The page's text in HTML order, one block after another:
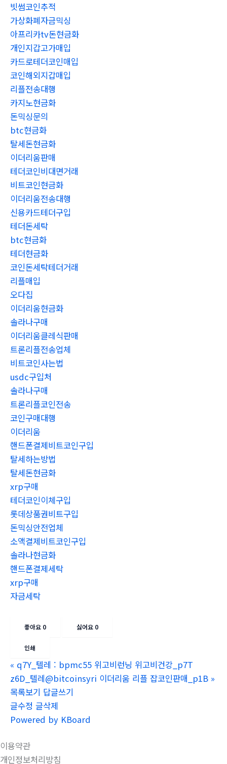
빗썸코인추적
가상화폐자금믹싱
아프리카tv돈현금화
개인지갑고가매입
카드로테더코인매입
코인해외지갑매입
리플전송대행
카지노현금화
돈믹싱문의
btc현금화
탈세돈현금화
이더리움판매
테더코인비대면거래
비트코인현금화
이더리움전송대행
신용카드테더구입
테더돈세탁
btc현금화
테더현금화
코인돈세탁테더거래
리플매입
오다집
이더리움현금화
솔라나구매
이더리움클레식판매
트론리플전송업체
비트코인사는법
usdc구입처
솔라나구매
트론리플코인전송
코인구매대행
이더리움
핸드폰결제비트코인구입
탈세하는방법
탈세돈현금화
xrp구매
테더코인이체구입
롯데상품권비트구입
돈믹싱안전업체
소액결제비트코인구입
솔라나현금화
핸드폰결제세탁
xrp구매
자금세탁
좋아요 0 싫어요 0
인쇄
« q7Y_텔레 : bpmc55 위고비런닝 위고비건강_p7T
z6D_텔레@bitcoinsyri 이더리움 리플 잡코인판매_p1B »
목록보기 답글쓰기
글수정 글삭제
Powered by KBoard
이용약관
개인정보처리방침